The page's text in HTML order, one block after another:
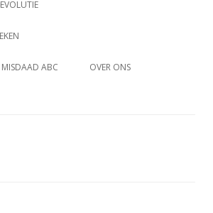
MISDAAD ABC OVER ONS